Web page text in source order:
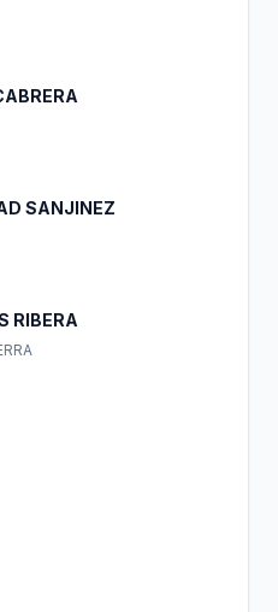
SANJINEZ
RIBERA